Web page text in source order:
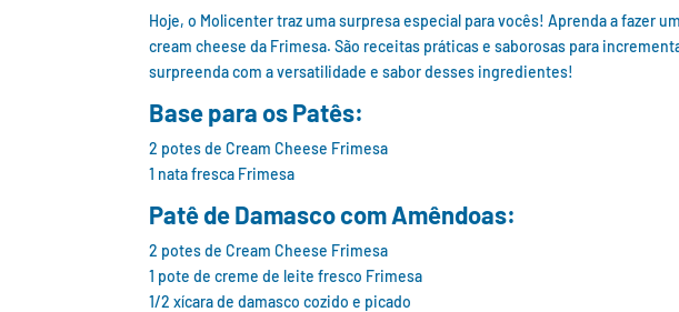
Hoje, o Molicenter traz uma surpresa especial para vocês! Aprenda a fazer
cream cheese da Frimesa. São receitas práticas e saborosas para
surpreenda com a versatilidade e sabor desses ingredientes!
Base para os Patês:
2 potes de Cream Cheese Frimesa
1 nata fresca Frimesa
Patê de Damasco com Amêndoas:
2 potes de Cream Cheese Frimesa
1 pote de creme de leite fresco Frimesa
1/2 xícara de damasco cozido e picado